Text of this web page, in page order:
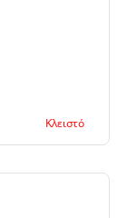
Κλειστό